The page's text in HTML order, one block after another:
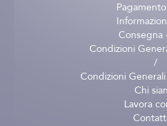
Consegna
Condizioni
/
Condizioni
Chi
Lavora